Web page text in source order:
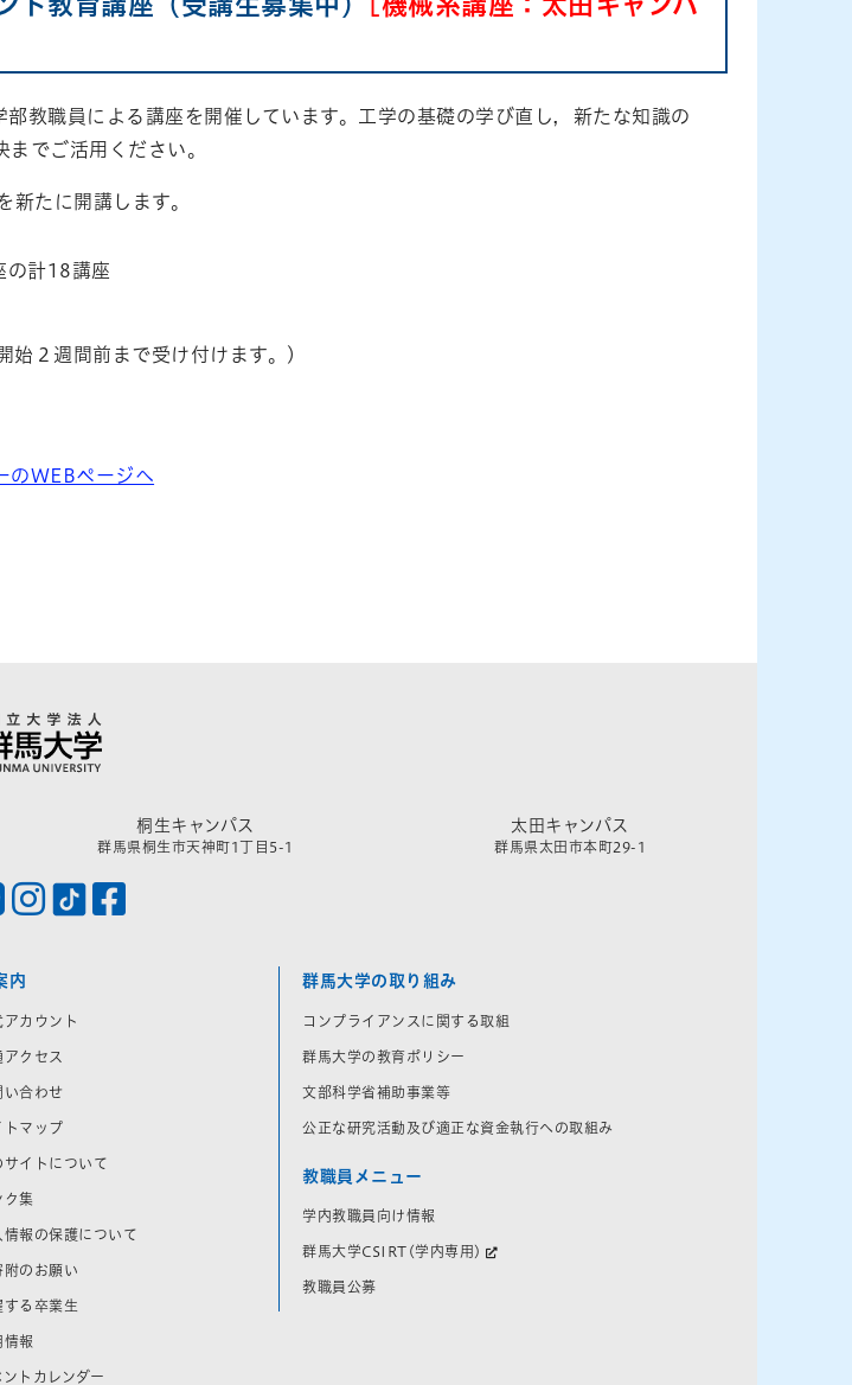
教職員による講座を開催しています。工学の基礎の学び直し，新たな知識の
でご活用ください。
新たに開講します。
の計18講座
２週間前まで受け付けます。)
のWEBページへ
桐生キャンパス
群馬県桐生市天神町1丁目5-1
太田キャンパス
群馬県太田市本町29-1
内
アカウント
アクセス
い合わせ
トマップ
サイトについて
ク集
情報の保護について
附のお願い
する卒業生
情報
ントカレンダー
群馬大学の取り組み
コンプライアンスに関する取組
群馬大学の教育ポリシー
文部科学省補助事業等
公正な研究活動及び適正な資金執行への取組み
教職員メニュー
学内教職員向け情報
群馬大学CSIRT(学内専用)
教職員公募